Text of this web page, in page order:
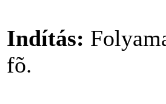
Indítás:
fõ.